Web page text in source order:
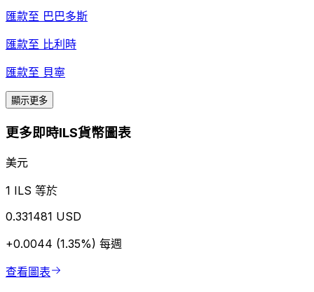
匯款至 巴巴多斯
匯款至 比利時
匯款至 貝寧
顯示更多
更多即時ILS貨幣圖表
美元
1 ILS 等於
0.331481 USD
+0.0044 (1.35%) 每週
查看圖表